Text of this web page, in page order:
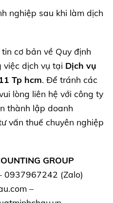
nghiệp sau khi làm dịch
cơ bản về Quy định
việc dịch vụ tại Dịch vụ
Tp hcm. Để tránh các
lòng liên hệ với công ty
thành lập doanh
vấn thuế chuyên nghiệp
GROUP
0937967242 (Zalo)
–